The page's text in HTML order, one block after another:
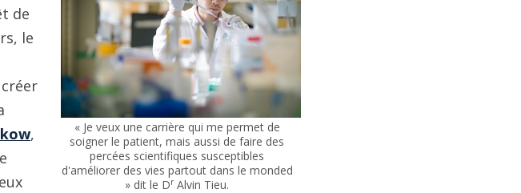
« Je veux une carrière qui me permet de
soigner le patient, mais aussi de faire des
percées scientifiques susceptibles
d'améliorer des vies partout dans le monded
» dit le DrAlvin Tieu.
de
le
,